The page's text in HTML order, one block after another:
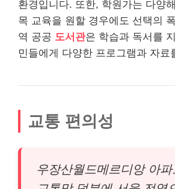
환경입니다. 또한, 학원가는 다양
목 교육을 원할 경우에도 선택의
역 공공 도서관은 학습과 독서를
민들에게 다양한 프로그램과 자료
교통 편의성
우장산월드메르디앙 아